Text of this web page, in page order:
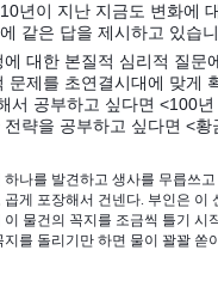
년이 지난 지금도 변화에
같은 답을 제시하고 있습
대한 본질적 심리적 질문
문제를 초연결시대에 맞게
서 공부하고 싶다면 <100
략을 공부하고 싶다면 <
나를 발견하고 생사를 무릅쓰
게 포장해서 건넨다. 부인은 이
물건의 꼭지를 조금씩 틀기 시
를 돌리기만 하면 물이 꽐꽐 쏟